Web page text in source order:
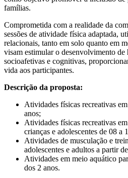
famílias.
Comprometida com a realidade da
sessões de atividade física adaptada,
relacionais, tanto em solo quanto em
visam estimular o desenvolvimento de
socioafetivas e cognitivas,
vida aos participantes.
Descrição da proposta:
Atividades físicas recreativas
anos;
Atividades físicas recreativas
crianças e adolescentes de 08 a
Atividades de musculação e
adolescentes e adultos a partir
Atividades em meio aquático
dos 2 anos.